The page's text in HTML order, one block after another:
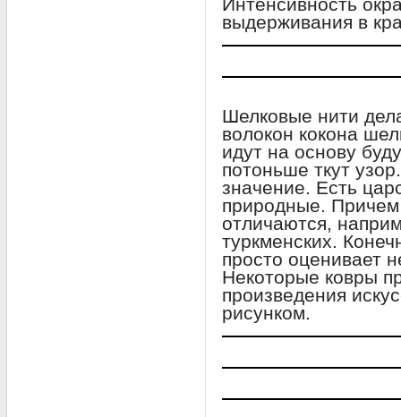
выдерживания в
Шелковые нити
волокон кокона
идут на основу
потоньше ткут
значение. Есть
природные.
отличаются,
туркменских.
просто оценивает
Некоторые ковры
произведения
рисунком.